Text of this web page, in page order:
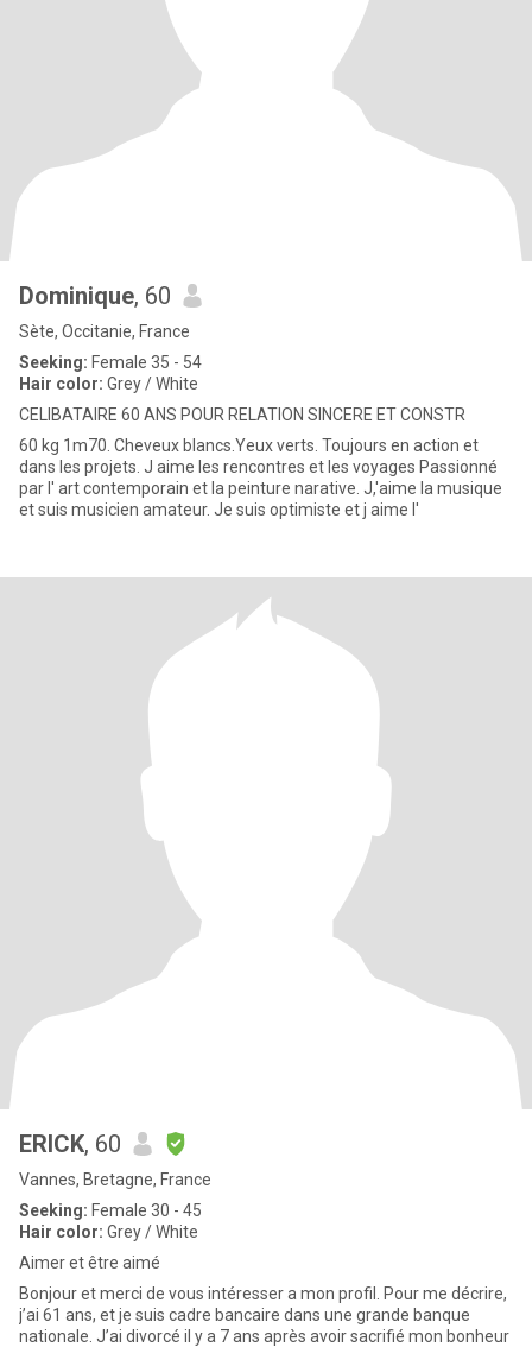
Dominique, 60
Sète, Occitanie, France
Seeking: Female 35 - 54
Hair color: Grey / White
CELIBATAIRE 60 ANS POUR RELATION SINCERE ET CONSTR
60 kg 1m70. Cheveux blancs.Yeux verts. Toujours en action et
dans les projets. J aime les rencontres et les voyages Passionné
par l' art contemporain et la peinture narative. J,'aime la musique
et suis musicien amateur. Je suis optimiste et j aime l'
ERICK, 60
Vannes, Bretagne, France
Seeking: Female 30 - 45
Hair color: Grey / White
Aimer et être aimé
Bonjour et merci de vous intéresser a mon profil. Pour me décrire,
j’ai 61 ans, et je suis cadre bancaire dans une grande banque
nationale. J’ai divorcé il y a 7 ans après avoir sacrifié mon bonheur